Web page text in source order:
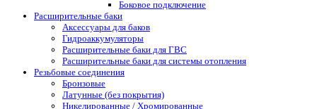
Боковое подключение
Расширительные баки
Аксессуары для баков
Гидроаккумуляторы
Расширительные баки для ГВС
Расширительные баки для системы отопления
Резьбовые соединения
Бронзовые
Латунные (без покрытия)
Никелированные / Хромированные